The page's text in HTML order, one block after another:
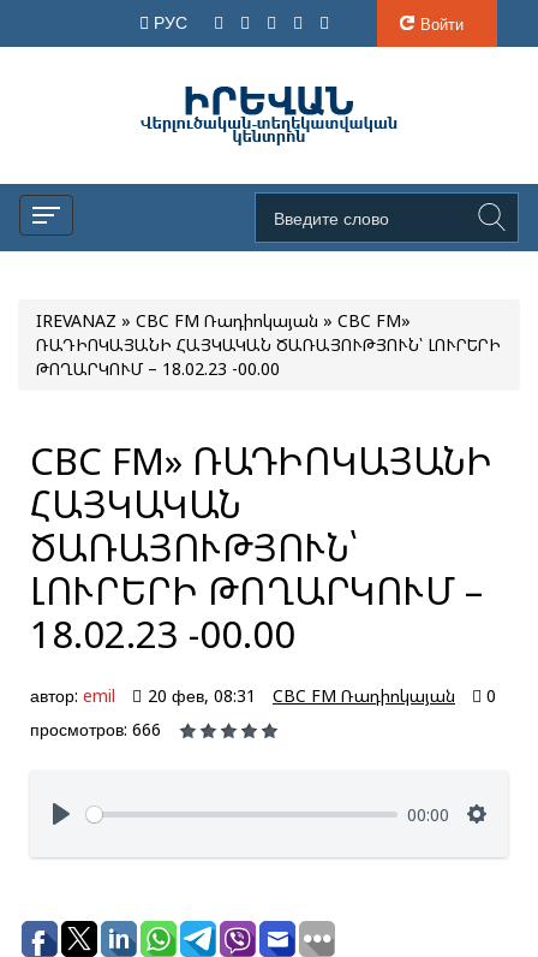
РУС Войти
IREVANAZ » CBC FM Ռադիոկայան » CBC FM»
ՌԱԴԻՈԿԱՅԱՆԻ ՀԱՅԿԱԿԱՆ ԾԱՌԱՅՈՒԹՅՈՒՆ՝ ԼՈՒՐԵՐԻ
ԹՈՂԱՐԿՈՒՄ – 18.02.23 -00.00
CBC FM» ՌԱԴԻՈԿԱՅԱՆԻ
ՀԱՅԿԱԿԱՆ
ԾԱՌԱՅՈՒԹՅՈՒՆ՝
ԼՈՒՐԵՐԻ ԹՈՂԱՐԿՈՒՄ –
18.02.23 -00.00
автор: emil 20 фев, 08:31 CBC FM Ռադիոկայան
0
просмотров: 666
00:00